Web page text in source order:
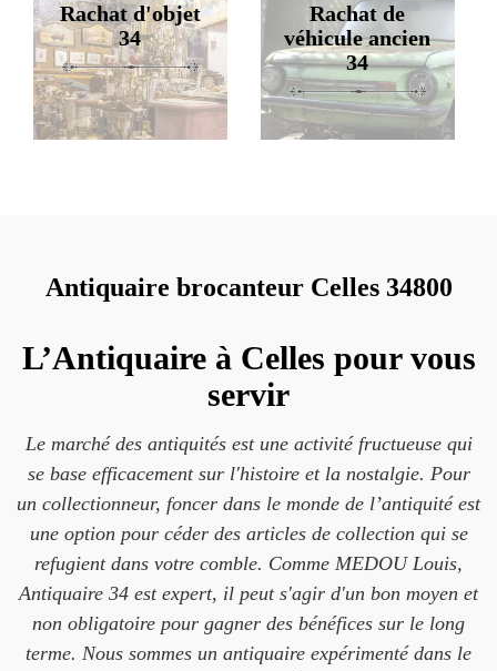
Rachat d'objet
34
Rachat de
véhicule ancien
34
Antiquaire brocanteur Celles 34800
L’Antiquaire à Celles pour vous
servir
Le marché des antiquités est une activité fructueuse qui
se base efficacement sur l'histoire et la nostalgie. Pour
un collectionneur, foncer dans le monde de l’antiquité est
une option pour céder des articles de collection qui se
refugient dans votre comble. Comme MEDOU Louis,
Antiquaire 34 est expert, il peut s'agir d'un bon moyen et
non obligatoire pour gagner des bénéfices sur le long
terme. Nous sommes un antiquaire expérimenté dans le